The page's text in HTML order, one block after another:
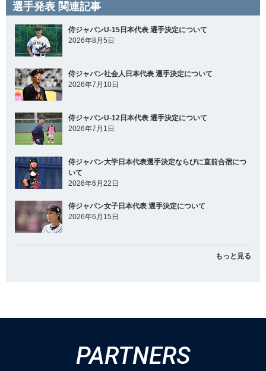
選手発表 関連記事
侍ジャパンU-15日本代表 選手決定について
2026年8月5日
侍ジャパン社会人日本代表 選手決定について
2026年7月10日
侍ジャパンU-12日本代表 選手決定について
2026年7月1日
侍ジャパン大学日本代表選手決定ならびに直前合宿につ
いて
2026年6月22日
侍ジャパン女子日本代表 選手決定について
2026年6月15日
もっと見る
PARTNERS